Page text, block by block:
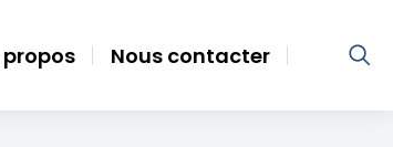
propos Nous contacter